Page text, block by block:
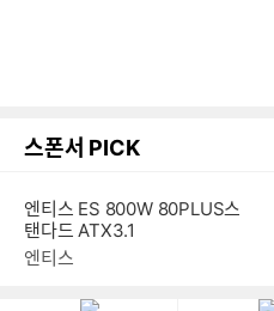
스폰서 PICK
엔티스 ES 800W 80PLUS스
탠다드 ATX3.1
엔티스